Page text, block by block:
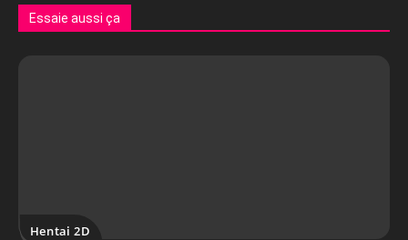
Essaie aussi ça
Hentai 2D